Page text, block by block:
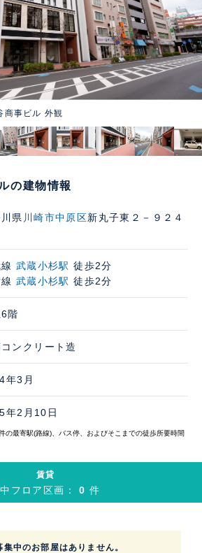
商事ビル 外観
の建物情報
県 川崎市中原区新丸子東２－９２４
武蔵小杉駅 徒歩2分
武蔵小杉駅 徒歩2分
階
ンクリート造
年3月
年2月10日
の最寄駅(路線)、バス停、およびそこまでの徒歩所要時間
賃貸
フロア区画：0件
集中のお部屋はありません。